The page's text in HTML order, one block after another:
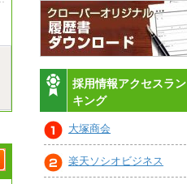
採用情報アクセスラン
キング
大塚商会
楽天ソシオビジネス